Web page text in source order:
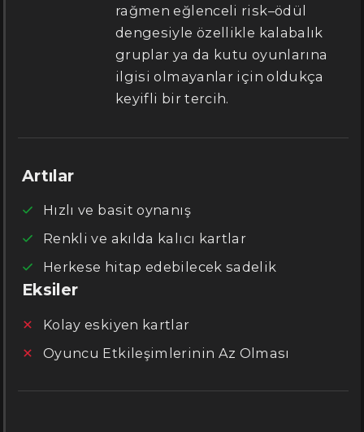
rağmen eğlenceli risk–ödül
dengesiyle özellikle kalabalık
gruplar ya da kutu oyunlarına
ilgisi olmayanlar için oldukça
keyifli bir tercih.
Artılar
Hızlı ve basit oynanış
Renkli ve akılda kalıcı kartlar
Herkese hitap edebilecek sadelik
Eksiler
Kolay eskiyen kartlar
Oyuncu Etkileşimlerinin Az Olması